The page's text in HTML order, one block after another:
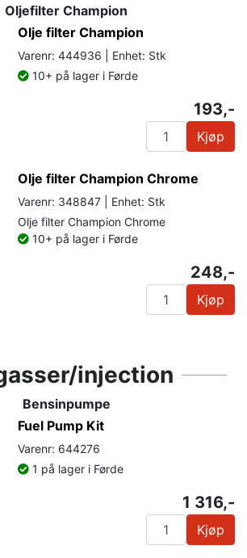
Oljefilter Champion
Olje filter Champion
Varenr: 444936 | Enhet: Stk
10+ på lager i Førde
193,-
Kjøp
Olje filter Champion Chrome
Varenr: 348847 | Enhet: Stk
Olje filter Champion Chrome
10+ på lager i Førde
248,-
Kjøp
injection
Bensinpumpe
Fuel Pump Kit
Varenr: 644276
1 på lager i Førde
1 316,-
Kjøp